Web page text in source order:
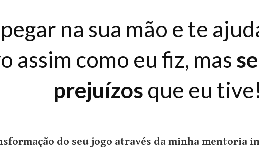
na sua mão e te
assim como eu fiz, mas
prejuízos que eu tive!
do seu jogo através da minha mentoria